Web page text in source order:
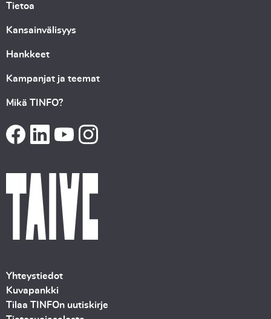
Tietoa
Kansainvälisyys
Hankkeet
Kampanjat ja teemat
Mikä TINFO?
Yhteystiedot
Kuvapankki
Tilaa TINFOn uutiskirje